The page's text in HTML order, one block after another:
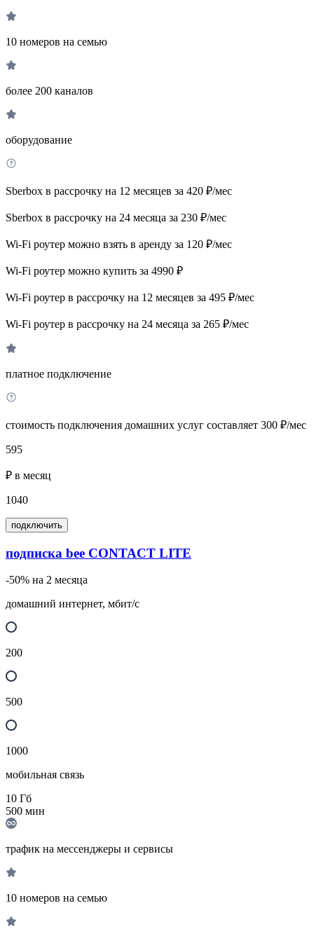
10 номеров на семью
более 200 каналов
оборудование
Sberbox в рассрочку на 12 месяцев за 420 ₽/мес
Sberbox в рассрочку на 24 месяца за 230 ₽/мес
Wi-Fi роутер можно взять в аренду за 120 ₽/мес
Wi-Fi роутер можно купить за 4990 ₽
Wi-Fi роутер в рассрочку на 12 месяцев за 495 ₽/мес
Wi-Fi роутер в рассрочку на 24 месяца за 265 ₽/мес
платное подключение
стоимость подключения домашних услуг составляет 300 ₽/мес
595
₽ в месяц
1040
подключить
подписка bee CONTACT LITE
-50% на 2 месяца
домашний интернет, мбит/с
200
500
1000
мобильная связь
10 Гб
500 мин
трафик на мессенджеры и сервисы
10 номеров на семью